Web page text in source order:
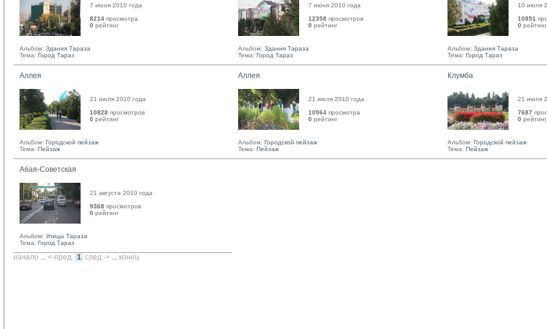
7 июня 2010 года
8214 просмотра
0 рейтинг
Альбом: Здания Тараза
Тема: Город Тараз
7 июня 2010 года
12358 просмотров
0 рейтинг
Альбом: Здания Тараза
Тема: Город Тараз
10 июля
10851
0 рейтинг
Альбом: Здания Тараза
Тема: Город Тараз
Аллея
21 июля 2010 года
10828 просмотров
0 рейтинг
Альбом: Городской пейзаж
Тема: Пейзаж
Аллея
21 июля 2010 года
10964 просмотра
0 рейтинг
Альбом: Городской пейзаж
Тема: Пейзаж
Клумба
21 июля
7687
0 рейтинг
Альбом: Городской пейзаж
Тема: Пейзаж
Абая-Советская
21 августа 2010 года
9368 просмотров
0 рейтинг
Альбом: Улицы Тараза
Тема: Город Тараз
начало ... <-пред. 1 след.-> ... конец